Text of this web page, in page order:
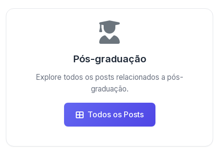
Pós-graduação
Explore todos os posts relacionados a pós-
graduação.
Todos os Posts